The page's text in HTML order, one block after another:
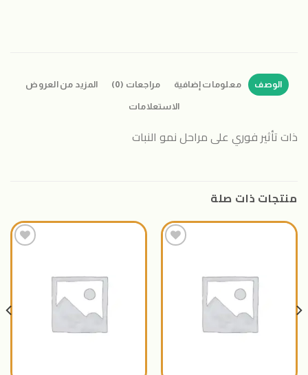
الوصف معلومات إضافية مراجعات (0) المزيد من العروض
الاستعلامات
ذات تأثير فوري على مراحل نمو النبات
منتجات ذات صلة
المفضلة